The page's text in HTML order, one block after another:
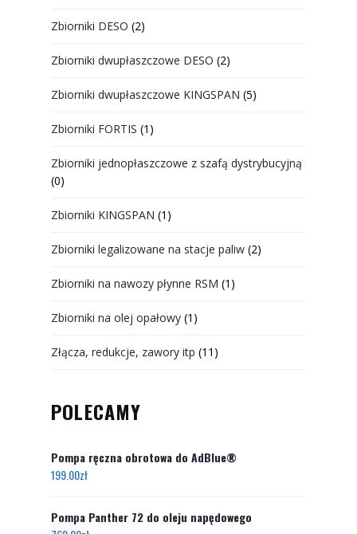
Zbiorniki DESO (2)
Zbiorniki dwupłaszczowe DESO (2)
Zbiorniki dwupłaszczowe KINGSPAN (5)
Zbiorniki FORTIS (1)
Zbiorniki jednopłaszczowe z szafą dystrybucyjną
(0)
Zbiorniki KINGSPAN (1)
Zbiorniki legalizowane na stacje paliw (2)
Zbiorniki na nawozy płynne RSM (1)
Zbiorniki na olej opałowy (1)
Złącza, redukcje, zawory itp (11)
POLECAMY
Pompa ręczna obrotowa do AdBlue®
199.00zł
Pompa Panther 72 do oleju napędowego